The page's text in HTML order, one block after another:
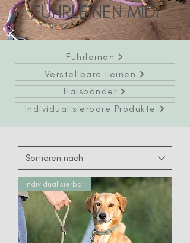
FÜHRLEINEN MIDI
Führleinen
Verstellbare Leinen
Halsbänder
Individualisierbare Produkte
individualisierbar